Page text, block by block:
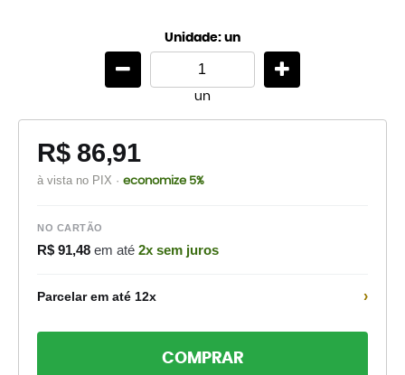
Unidade: un
un
R$ 86,91
à vista no PIX · economize 5%
NO CARTÃO
R$ 91,48 em até 2x sem juros
Parcelar em até 12x ›
COMPRAR